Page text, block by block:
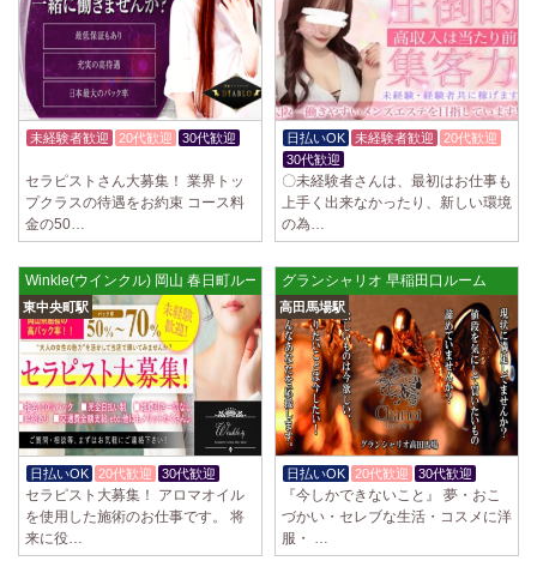
厚い福利厚生を完備しております！ぜひご活用ください♪ 指名…
2025/04/09[藤が丘駅]
sirena (シレーナ) 名東ルーム
制服あり、ノルマ、罰金なし 高額報酬が稼げるだけでなく、高待遇や手
厚い福利厚生を完備しております！ぜひご活用ください♪ 指名…
2025/04/08[勝川駅]
Cat’s (キャッツ)
18歳以上（高校生不可） オープンニングセラピストさん大募集！ 営業時
2025/04/05[日本橋駅]
Aroma de Banana (あろばな)
オープンにつきセラピスト大募集！！ 求人探しに苦労されている貴方様
に朗報です！ 当店では講習制度を徹底しています。 セクハラ…
2025/04/04[吉祥寺駅]
LoveCHU (ラブチュ) 吉祥寺ルーム
やる気のあるセラピスト大募集！ 「本気で稼ぎたい！」「もっと人気セ
ラピストになりたい！」 そんなあなたを全力でサポートします…
2025/04/04
未経験者歓迎 20代歓迎
30代歓迎
セラピストさん大募集！ 業界トッ
プクラスの待遇をお約束 コース料
金の50…
日払いOK 未経験者歓迎
20代歓迎
30代歓迎
〇未経験者さんは、最初はお仕事も
上手く出来なかったり、新しい環境
の為…
Winkle(ウインクル) 岡山 春日町ルーム
東中央町駅
日払いOK 20代歓迎 30代歓迎
セラピスト大募集！ アロマオイル
を使用した施術のお仕事です。 将
来に役…
グランシャリオ 早稲田口ルーム
高田馬場駅
日払いOK 20代歓迎 30代歓迎
『今しかできないこと』 夢・おこ
づかい・セレブな生活・コスメに洋
服・ …